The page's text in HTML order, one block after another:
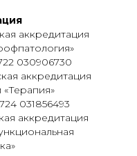
аккредитация
030906730
аккредитация
031856493
аккредитация